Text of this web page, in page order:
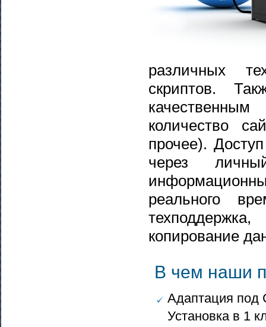
различных
скриптов.
количество
прочее).
через
реального
копирование
В чем наши
Адаптация под
Установка в 1